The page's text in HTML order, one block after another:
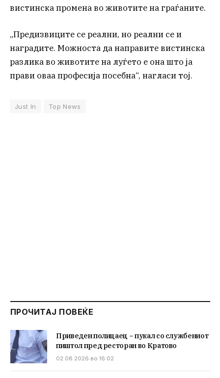
вистинска промена во животите на граѓаните.
„Предизвиците се реални, но реални се и
наградите. Можноста да направите вистинска
разлика во животите на луѓето е она што ја
прави оваа професија посебна“, нагласи тој.
Just In Top News
ПРОЧИТАЈ ПОВЕЌЕ
Приведен полицаец – пукал со службениот
пиштол пред ресторан во Кратово
02.08.2026 во 16:02